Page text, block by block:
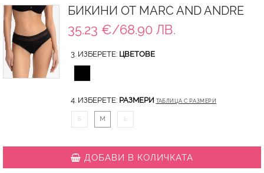
БИКИНИ ОТ MARC AND ANDRE
35.23 €/68.90 ЛВ.
3. ИЗБЕРЕТЕ: ЦВЕТОВЕ
4. ИЗБЕРЕТЕ: РАЗМЕРИ ТАБЛИЦА С РАЗМЕРИ
S M L
ДОБАВИ В КОЛИЧКАТА